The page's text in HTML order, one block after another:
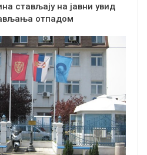
стављају на јавни увид
отпадом